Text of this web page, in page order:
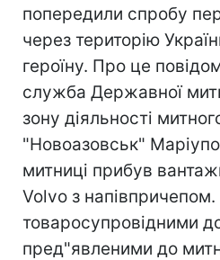
попередили спробу
через територію
героїну. Про це
служба Державної
зону діяльності
"Новоазовськ"
митниці прибув
Volvo з напівпричепом.
товаросупровідними
пред"явленими до